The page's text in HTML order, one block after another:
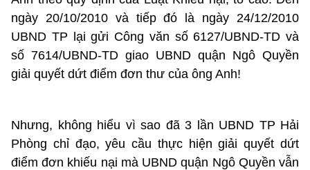
ngày 20/10/2010 và tiếp đó là ngày 24/12/2010
UBND TP lại gửi Công văn số 6127/UBND-TD và
số 7614/UBND-TD giao UBND quận Ngô Quyền
giải quyết dứt điểm đơn thư của ông Anh!
Nhưng, không hiểu vì sao đã 3 lần UBND TP Hải
Phòng chỉ đạo, yêu cầu thực hiện giải quyết dứt
điểm đơn khiếu nại mà UBND quận Ngô Quyền vẫn